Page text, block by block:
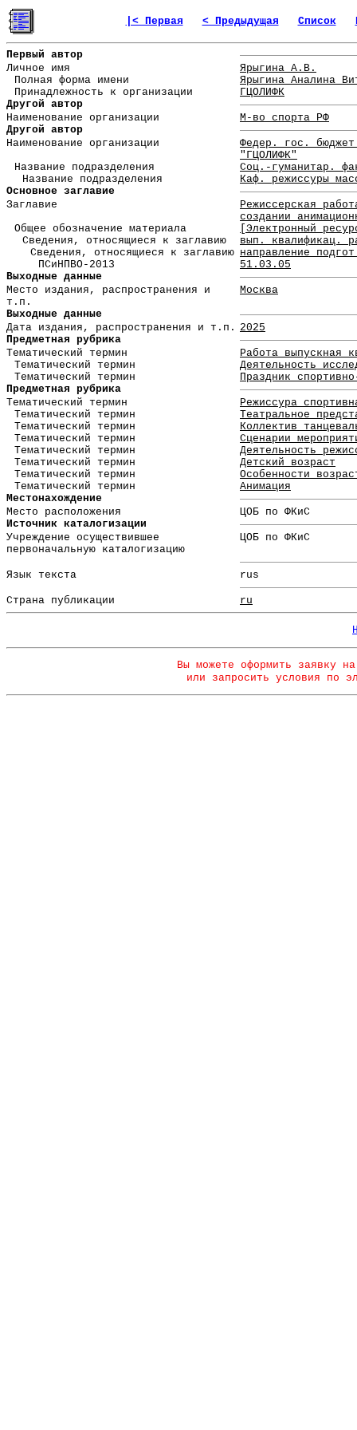
|< Первая < Предыдущая Список
Первый автор
Личное имя
Ярыгина А.В.
Полная форма имени
Ярыгина Аналина
Принадлежность к организации
ГЦОЛИФК
Другой автор
Наименование организации
М-во спорта РФ
Другой автор
Наименование организации
Федер. гос.
"ГЦОЛИФК"
Название подразделения
Соц.-гуманитар.
Название подразделения
Каф. режиссуры
Основное заглавие
Заглавие
Режиссерская
создании
Общее обозначение материала
[Электронный
Сведения, относящиеся к заглавию
вып. квалификац.
Сведения, относящиеся к заглавию направление
ПСиНПВО-2013
51.03.05
Выходные данные
Место издания, распространения и
т.п.
Москва
Выходные данные
Дата издания, распространения и т.п. 2025
Предметная рубрика
Тематический термин
Работа выпускная
Тематический термин
Деятельность
Тематический термин
Праздник
Предметная рубрика
Тематический термин
Режиссура
Тематический термин
Театральное
Тематический термин
Коллектив
Тематический термин
Сценарии
Тематический термин
Деятельность
Тематический термин
Детский возраст
Тематический термин
Особенности
Тематический термин
Анимация
Местонахождение
Место расположения
ЦОБ по ФКиС
Источник каталогизации
Учреждение осуществившее
первоначальную каталогизацию
ЦОБ по ФКиС
Язык текста rus
Страна публикации ru
Вы можете оформить заявку
или запросить условия по